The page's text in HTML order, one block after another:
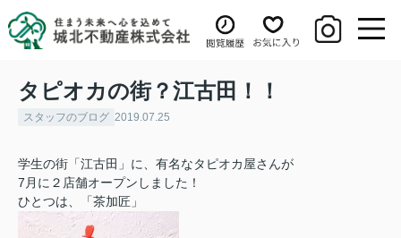
タピオカの街？江古田！！
スタッフのブログ 2019.07.25
学生の街「江古田」に、有名なタピオカ屋さんが
7月に２店舗オープンしました！
ひとつは、「茶加匠」